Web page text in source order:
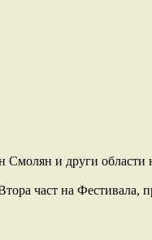
Смолян и други области
част на Фестивала,